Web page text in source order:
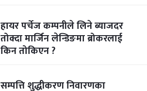
हायर पर्चेज कम्पनीले लिने ब्याजदर
तोक्दा मार्जिन लेन्डिङमा ब्रोकरलाई
किन तोकिएन ?
सम्पत्ति शुद्धीकरण निवारणका